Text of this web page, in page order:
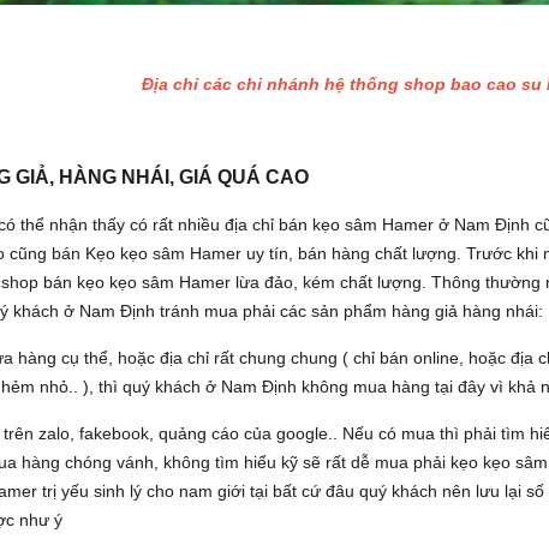
Địa chỉ các chi nhánh hệ thống shop bao cao su
GIẢ, HÀNG NHÁI, GIÁ QUÁ CAO
thể nhận thấy có rất nhiều địa chỉ bán kẹo sâm Hamer ở Nam Định
cũng bán Kẹo kẹo sâm Hamer uy tín, bán hàng chất lượng. Trước
bán kẹo kẹo sâm Hamer lừa đảo, kém chất lượng. Thông
khách ở Nam Định tránh mua phải các sản phẩm hàng giả hàng nhái:
hàng cụ thể, hoặc địa chỉ rất chung chung ( chỉ bán online, hoặc địa
nhỏ.. ), thì quý khách ở Nam Định không mua hàng tại đây vì khả
zalo, fakebook, quảng cáo của google.. Nếu có mua thì phải tìm
hàng chóng vánh, không tìm hiểu kỹ sẽ rất dễ mua phải kẹo kẹo
trị yếu sinh lý cho nam giới tại bất cứ đâu quý khách nên lưu lại
như ý